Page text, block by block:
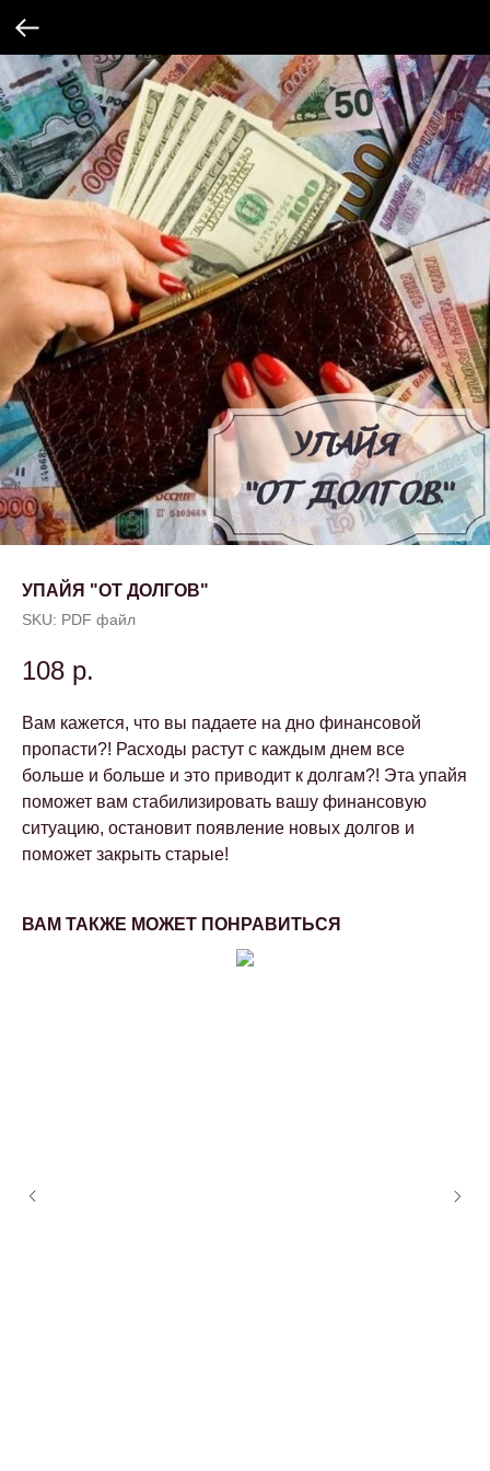
УПАЙЯ "ОТ ДОЛГОВ"
SKU: PDF файл
108 р.
Вам кажется, что вы падаете на дно финансовой
пропасти?! Расходы растут с каждым днем все
больше и больше и это приводит к долгам?! Эта упайя
поможет вам стабилизировать вашу финансовую
ситуацию, остановит появление новых долгов и
поможет закрыть старые!
ВАМ ТАКЖЕ МОЖЕТ ПОНРАВИТЬСЯ